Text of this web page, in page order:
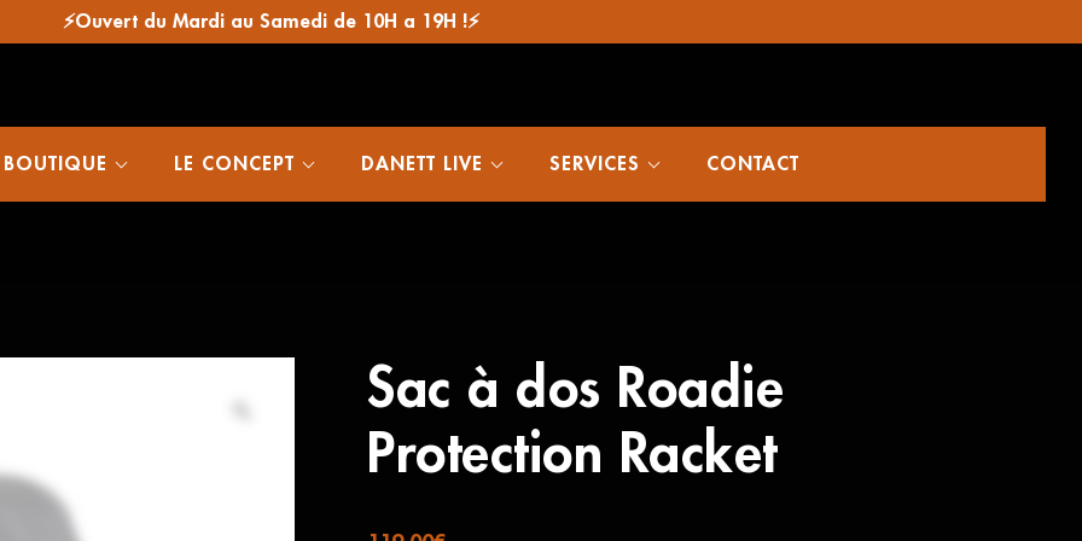
⚡Ouvert du Mardi au Samedi de 10H a 19H !⚡
LE CONCEPT DANETT LIVE SERVICES CONTACT
Sac à dos Roadie
Protection Racket